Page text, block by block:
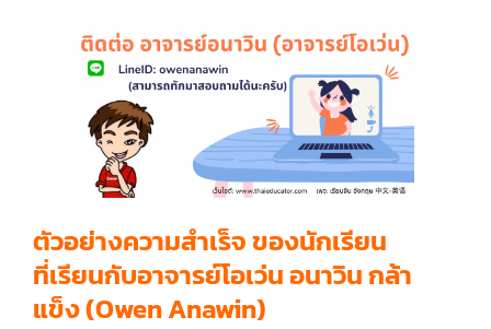
ตัวอย่างความสำเร็จ ของนักเรียน
ที่เรียนกับอาจารย์โอเว่น อนาวิน กล้า
แข็ง (Owen Anawin)